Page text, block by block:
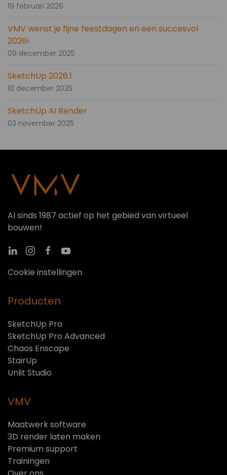
19 februari 2026
VMV wenst je fijne feestdagen en een succesvol
2026!
09 december 2025
SketchUp 2026.1
10 december 2025
SketchUp AI Render
03 november 2025
Al sinds 1987 actief op het gebied van virtueel
bouwen!
Cookie instellingen
Producten
SketchUp Pro
SketchUp Pro Advanced
Chaos Enscape
StairUp
Unlit Studio
VMV
Maatwerk software
3D render laten maken
Premium support
Trainingen